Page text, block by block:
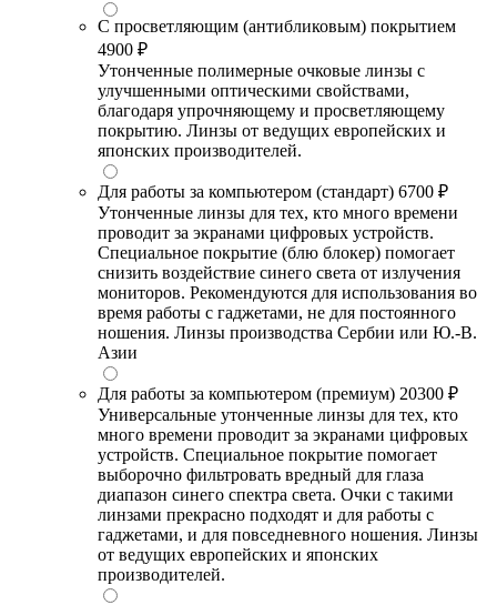
С просветляющим (антибликовым) покрытием
4900 ₽
Утонченные полимерные очковые линзы с
улучшенными оптическими свойствами,
благодаря упрочняющему и просветляющему
покрытию. Линзы от ведущих европейских и
японских производителей.
Для работы за компьютером (стандарт) 6700 ₽
Утонченные линзы для тех, кто много времени
проводит за экранами цифровых устройств.
Специальное покрытие (блю блокер) помогает
снизить воздействие синего света от излучения
мониторов. Рекомендуются для использования во
время работы с гаджетами, не для постоянного
ношения. Линзы производства Сербии или Ю.-В.
Азии
Для работы за компьютером (премиум) 20300 ₽
Универсальные утонченные линзы для тех, кто
много времени проводит за экранами цифровых
устройств. Специальное покрытие помогает
выборочно фильтровать вредный для глаза
диапазон синего спектра света. Очки с такими
линзами прекрасно подходят и для работы с
гаджетами, и для повседневного ношения. Линзы
от ведущих европейских и японских
производителей.